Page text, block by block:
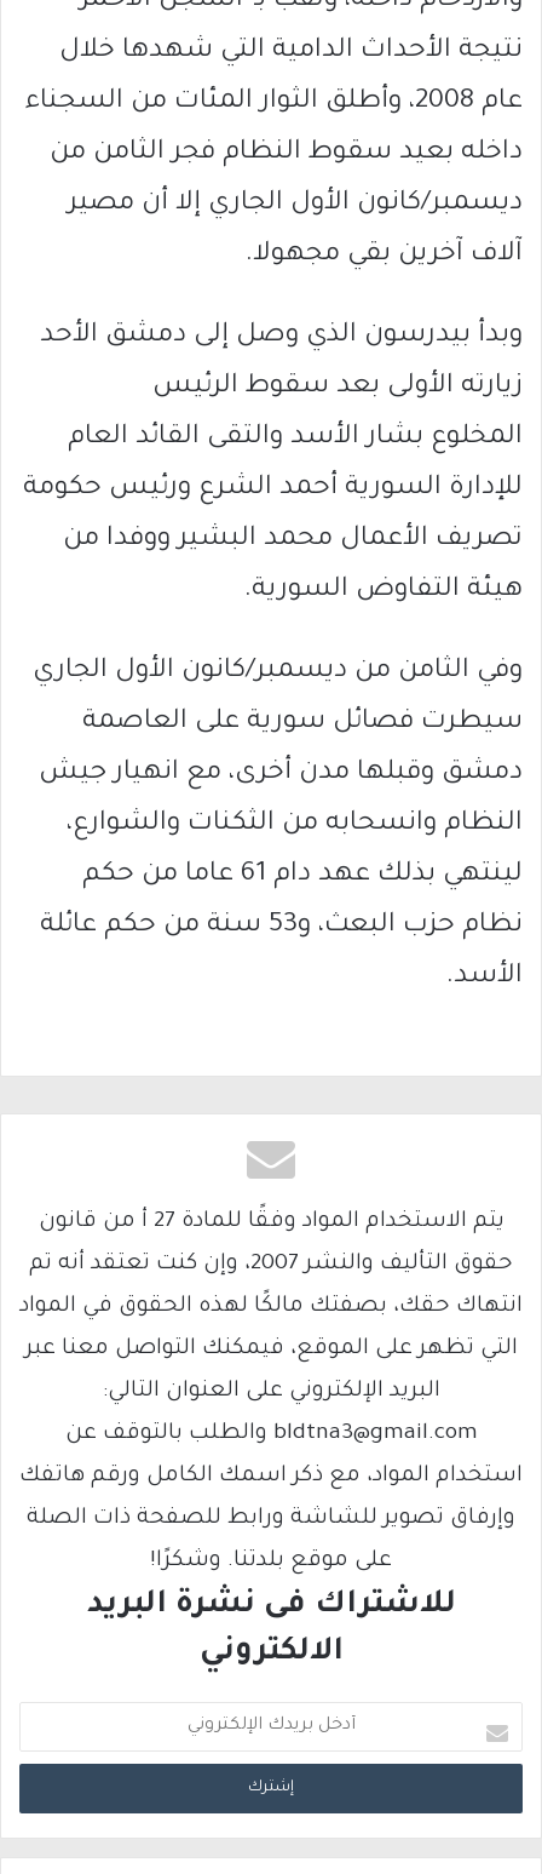
نتيجة الأحداث الدامية التي شهدها خلال
عام 2008، وأطلق الثوار المئات من السجناء
داخله بعيد سقوط النظام فجر الثامن من
ديسمبر/كانون الأول الجاري إلا أن مصير
آلاف آخرين بقي مجهولا.
وبدأ بيدرسون الذي وصل إلى دمشق الأحد
زيارته الأولى بعد سقوط الرئيس
المخلوع بشار الأسد والتقى القائد العام
للإدارة السورية أحمد الشرع ورئيس حكومة
تصريف الأعمال محمد البشير ووفدا من
هيئة التفاوض السورية.
وفي الثامن من ديسمبر/كانون الأول الجاري
سيطرت فصائل سورية على العاصمة
دمشق وقبلها مدن أخرى، مع انهيار جيش
النظام وانسحابه من الثكنات والشوارع،
لينتهي بذلك عهد دام 61 عاما من حكم
نظام حزب البعث، و53 سنة من حكم عائلة
الأسد.
يتم الاستخدام المواد وفقًا للمادة 27 أ من قانون
حقوق التأليف والنشر 2007، وإن كنت تعتقد أنه تم
انتهاك حقك، بصفتك مالكًا لهذه الحقوق في المواد
التي تظهر على الموقع، فيمكنك التواصل معنا عبر
البريد الإلكتروني على العنوان التالي:
bldtna3@gmail.com والطلب بالتوقف عن
استخدام المواد، مع ذكر اسمك الكامل ورقم هاتفك
وإرفاق تصوير للشاشة ورابط للصفحة ذات الصلة
على موقع بلدتنا. وشكرًا!
للاشتراك فى نشرة البريد
الالكتروني
د
خ